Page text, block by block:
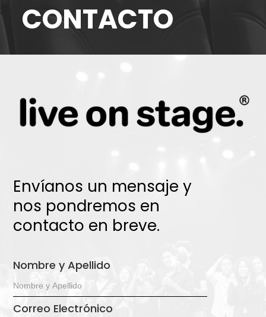
CONTACTO
Envíanos un mensaje y
nos pondremos en
contacto en breve.
Nombre y Apellido
Correo Electrónico